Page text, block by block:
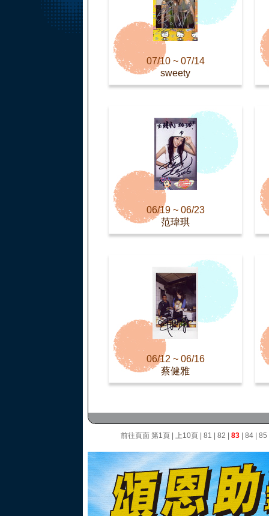
07/10 ~ 07/14
sweety
06/19 ~ 06/23
范瑋琪
06/12 ~ 06/16
蔡健雅
前往頁面 第1頁 上10頁 81 82 83 84 85